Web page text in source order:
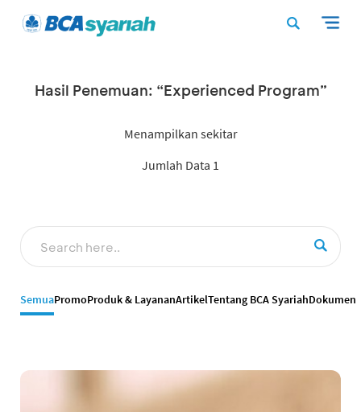
Hasil Penemuan: “Experienced Program”
Menampilkan sekitar
Jumlah Data 1
SemuaPromoProduk & LayananArtikelTentang BCA SyariahDokumen